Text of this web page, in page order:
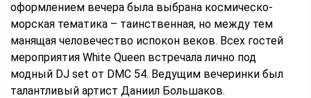
оформлением вечера была выбрана космическо-
морская тематика – таинственная, но между тем
манящая человечество испокон веков. Всех гостей
мероприятия White Queen встречала лично под
модный DJ set от DMC 54. Ведущим вечеринки был
талантливый артист Даниил Большаков.